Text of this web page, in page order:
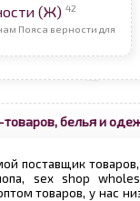
(Ж) 42
Пояса верности для
белья и
поставщик
sex shop
товаров, у нас